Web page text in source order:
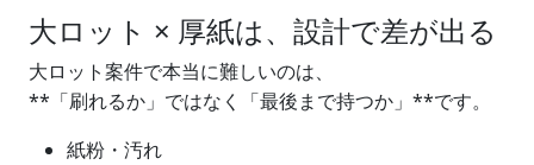
大ロット × 厚紙は、設計で差が出る
大ロット案件で本当に難しいのは、
**「刷れるか」ではなく「最後まで持つか」**です。
紙粉・汚れ